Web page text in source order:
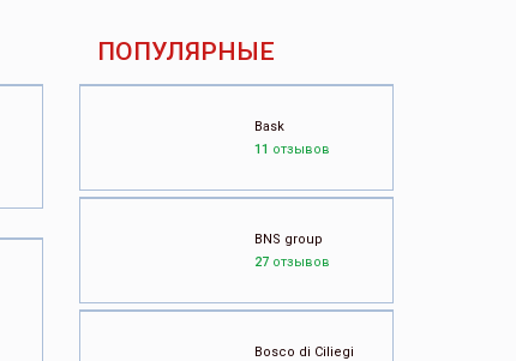
ПОПУЛЯРНЫЕ
Bask
11 отзывов
BNS group
27отзывов
Bosco di Ciliegi